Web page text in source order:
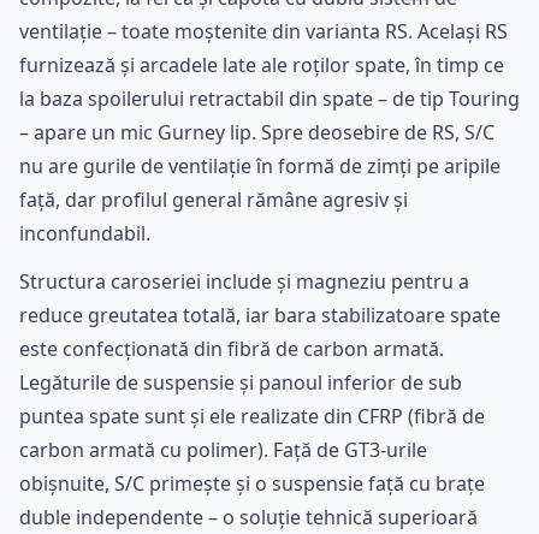
ventilație – toate moștenite din varianta RS. Același RS
furnizează și arcadele late ale roților spate, în timp ce
la baza spoilerului retractabil din spate – de tip Touring
– apare un mic Gurney lip. Spre deosebire de RS, S/C
nu are gurile de ventilație în formă de zimți pe aripile
față, dar profilul general rămâne agresiv și
inconfundabil.
Structura caroseriei include și magneziu pentru a
reduce greutatea totală, iar bara stabilizatoare spate
este confecționată din fibră de carbon armată.
Legăturile de suspensie și panoul inferior de sub
puntea spate sunt și ele realizate din CFRP (fibră de
carbon armată cu polimer). Față de GT3-urile
obișnuite, S/C primește și o suspensie față cu brațe
duble independente – o soluție tehnică superioară